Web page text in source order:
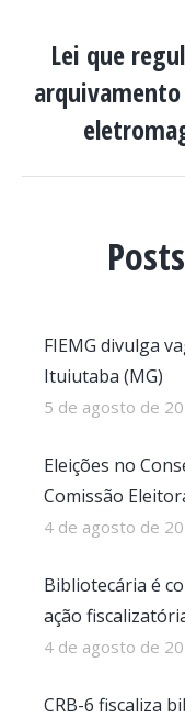
Lei que
FIEMG divulga
Ituiutaba (MG)
5 de agosto de
Eleições no
Comissão
4 de agosto de
Bibliotecária é
ação
4 de agosto de
CRB-6 fiscaliza